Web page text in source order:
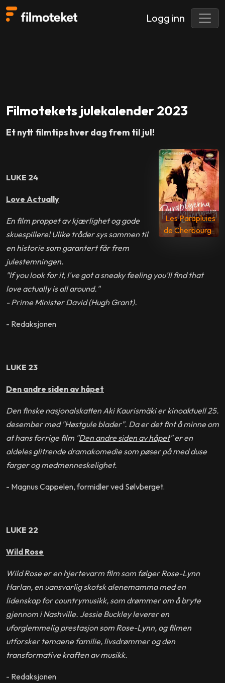
Logg inn
Filmotekets julekalender 2023
Et nytt filmtips hver dag frem til jul!
Les Parapluies
de Cherbourg
LUKE 24
Love Actually
En film proppet av kjærlighet og gode
skuespillere! Ulike tråder sys sammen til
en historie som garantert får frem
julestemningen.
"If you look for it, I've got a sneaky feeling you'll find that
love actually is all around."
- Prime Minister David (Hugh Grant).
- Redaksjonen
LUKE 23
Den andre siden av håpet
Den finske nasjonalskatten Aki Kaurismäki er kinoaktuell 25.
desember med "Høstgule blader". Da er det fint å minne om
at hans forrige film "Den andre siden av håpet" er en
aldeles glitrende dramakomedie som pøser på med duse
farger og medmenneskelighet.
- Magnus Cappelen, formidler ved Sølvberget.
LUKE 22
Wild Rose
Wild Rose er en hjertevarm film som følger Rose-Lynn
Harlan, en uansvarlig skotsk alenemamma med en
lidenskap for countrymusikk, som drømmer om å bryte
gjennom i Nashville. Jessie Buckley leverer en
uforglemmelig prestasjon som Rose-Lynn, og filmen
utforsker temaene familie, livsdrømmer og den
transformative kraften av musikk.
- Redaksjonen